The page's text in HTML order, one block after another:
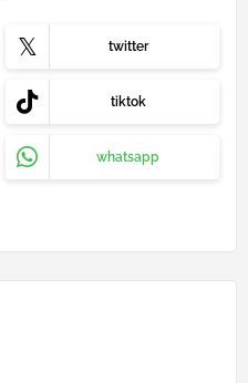
twitter
tiktok
whatsapp